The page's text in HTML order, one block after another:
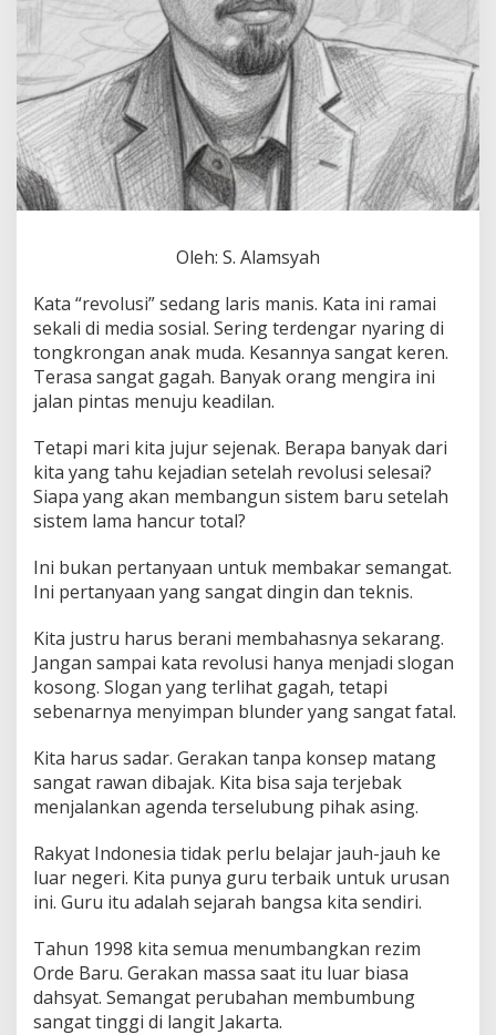
e
t
M
e
r
a
h
P
a
s
a
a
s
Oleh: S. Alamsyah
Kata “revolusi” sedang laris manis. Kata ini ramai
sekali di media sosial. Sering terdengar nyaring di
tongkrongan anak muda. Kesannya sangat keren.
Terasa sangat gagah. Banyak orang mengira ini
jalan pintas menuju keadilan.
Tetapi mari kita jujur sejenak. Berapa banyak dari
kita yang tahu kejadian setelah revolusi selesai?
Siapa yang akan membangun sistem baru setelah
sistem lama hancur total?
Ini bukan pertanyaan untuk membakar semangat.
Ini pertanyaan yang sangat dingin dan teknis.
Kita justru harus berani membahasnya sekarang.
Jangan sampai kata revolusi hanya menjadi slogan
kosong. Slogan yang terlihat gagah, tetapi
sebenarnya menyimpan blunder yang sangat fatal.
Kita harus sadar. Gerakan tanpa konsep matang
sangat rawan dibajak. Kita bisa saja terjebak
menjalankan agenda terselubung pihak asing.
Rakyat Indonesia tidak perlu belajar jauh-jauh ke
luar negeri. Kita punya guru terbaik untuk urusan
ini. Guru itu adalah sejarah bangsa kita sendiri.
Tahun 1998 kita semua menumbangkan rezim
Orde Baru. Gerakan massa saat itu luar biasa
dahsyat. Semangat perubahan membumbung
sangat tinggi di langit Jakarta.